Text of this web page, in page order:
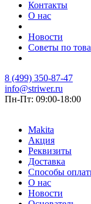
Контакты
О нас
Новости
Советы по
8 (499) 350-87-47
info@striwer.ru
Пн-Пт: 09:00-18:00
Makita
Акция
Реквизиты
Доставка
Способы
О нас
Новости